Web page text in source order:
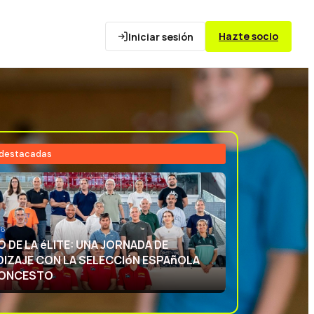
Iniciar sesión Hazte socio
DEPORTIVA: APRENDIENDO CON
ESPAñOLA DE BALONCESTO